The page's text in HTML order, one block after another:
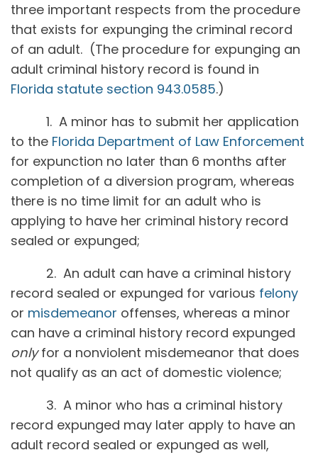
three important respects from the procedure
that exists for expunging the criminal record
of an adult. (The procedure for expunging an
adult criminal history record is found in
Florida statute section 943.0585.)
1. A minor has to submit her application
to the Florida Department of Law Enforcement
for expunction no later than 6 months after
completion of a diversion program, whereas
there is no time limit for an adult who is
applying to have her criminal history record
sealed or expunged;
2. An adult can have a criminal history
record sealed or expunged for various felony
or misdemeanor offenses, whereas a minor
can have a criminal history record expunged
onlyfor a nonviolent misdemeanor that does
not qualify as an act of domestic violence;
3. A minor who has a criminal history
record expunged may later apply to have an
adult record sealed or expunged as well,